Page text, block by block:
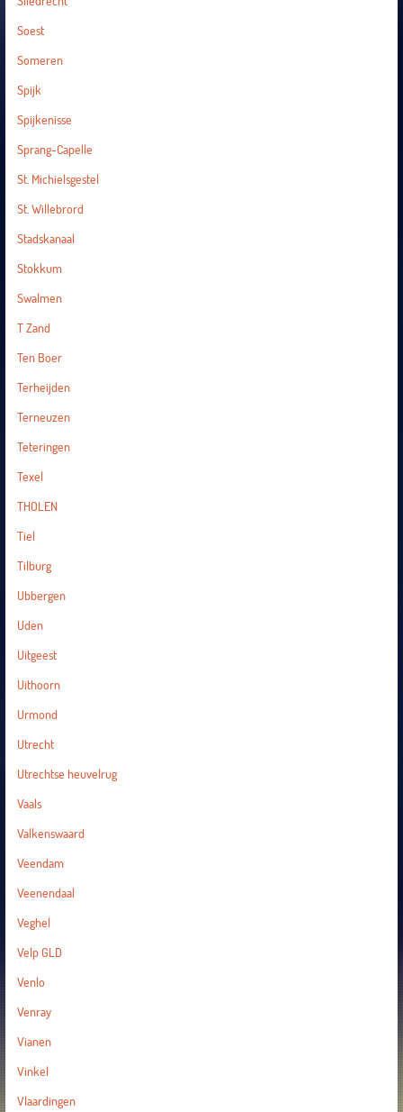
Soest
Someren
Spijk
Spijkenisse
Sprang-Capelle
St. Michielsgestel
St. Willebrord
Stadskanaal
Stokkum
Swalmen
T Zand
Ten Boer
Terheijden
Terneuzen
Teteringen
Texel
THOLEN
Tiel
Tilburg
Ubbergen
Uden
Uitgeest
Uithoorn
Urmond
Utrecht
Utrechtse heuvelrug
Vaals
Valkenswaard
Veendam
Veenendaal
Veghel
Velp GLD
Venlo
Venray
Vianen
Vinkel
Vlaardingen